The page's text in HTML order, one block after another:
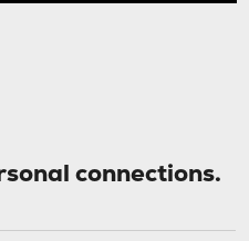
connections.